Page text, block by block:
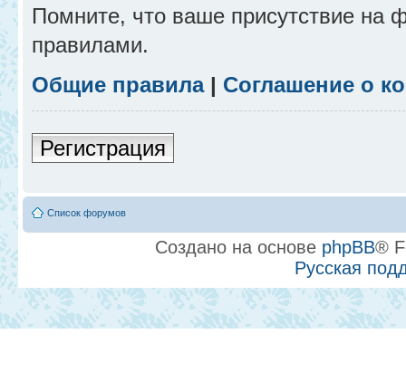
Помните, что ваше присутствие на
правилами.
Общие правила| Соглашение о
Регистрация
Список форумов
Создано на основе phpBB®
Русская